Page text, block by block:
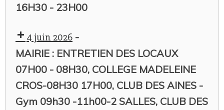
16H30 - 23H00
4 juin 2026 -
MAIRIE : ENTRETIEN DES LOCAUX
07H00 - 08H30, COLLEGE MADELEINE
CROS-08H30 17H00, CLUB DES AINES -
Gym 09h30 -11h00-2 SALLES, CLUB DES